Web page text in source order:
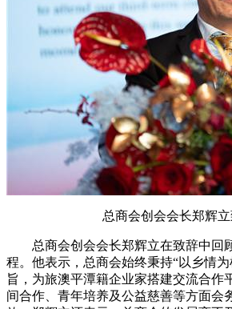
总商会创会会长郑辉
总商会创会会长郑辉立在致辞中回
程。他表示，总商会始终秉持“以乡情
旨，为旅澳平潭籍企业家搭建交流合作
间合作、青年培养及公益慈善等方面会